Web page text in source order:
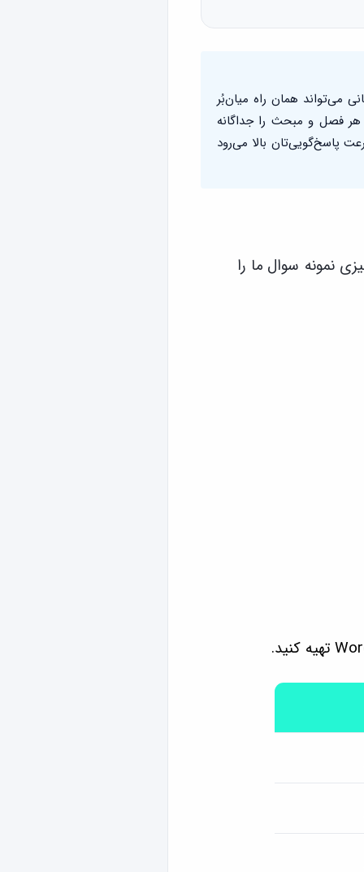
می‌تواند همان راه میان‌بُر
فصل و مبحث را جداگانه
پاسخ‌گویی‌تان بالا می‌رود
نمونه سوال ما را